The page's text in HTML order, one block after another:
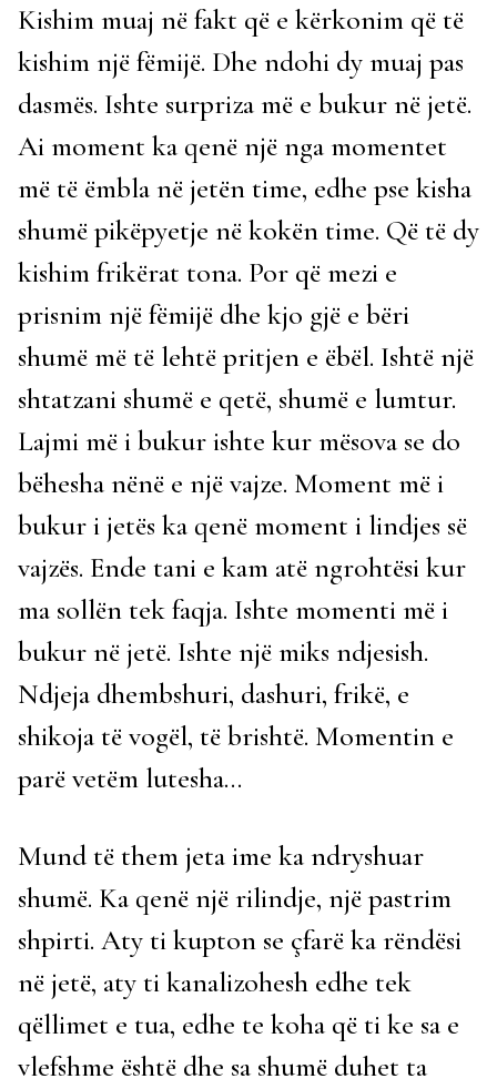
Kishim muaj në fakt që e kërkonim që të
kishim një fëmijë. Dhe ndohi dy muaj pas
dasmës. Ishte surpriza më e bukur në jetë.
Ai moment ka qenë një nga momentet
më të ëmbla në jetën time, edhe pse kisha
shumë pikëpyetje në kokën time. Që të dy
kishim frikërat tona. Por që mezi e
prisnim një fëmijë dhe kjo gjë e bëri
shumë më të lehtë pritjen e ëbël. Ishtë një
shtatzani shumë e qetë, shumë e lumtur.
Lajmi më i bukur ishte kur mësova se do
bëhesha nënë e një vajze. Moment më i
bukur i jetës ka qenë moment i lindjes së
vajzës. Ende tani e kam atë ngrohtësi kur
ma sollën tek faqja. Ishte momenti më i
bukur në jetë. Ishte një miks ndjesish.
Ndjeja dhembshuri, dashuri, frikë, e
shikoja të vogël, të brishtë. Momentin e
parë vetëm lutesha…
Mund të them jeta ime ka ndryshuar
shumë. Ka qenë një rilindje, një pastrim
shpirti. Aty ti kupton se çfarë ka rëndësi
në jetë, aty ti kanalizohesh edhe tek
qëllimet e tua, edhe te koha që ti ke sa e
vlefshme është dhe sa shumë duhet ta